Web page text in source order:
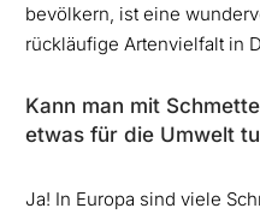
bevölkern, ist eine
rückläufige Artenvielfalt in
Kann man mit
etwas für die Umwelt
Ja! In Europa sind viele